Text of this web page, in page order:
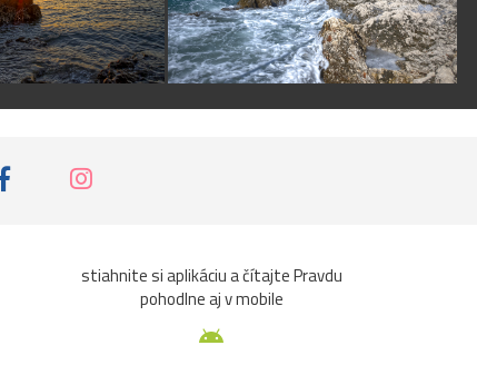
stiahnite si aplikáciu a čítajte Pravdu
pohodlne aj v mobile